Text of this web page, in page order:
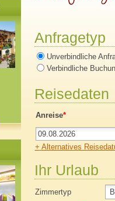
Anfragetyp
Unverbindliche
Verbindliche
Reisedaten
Anreise*
+ Alternatives
Ihr Urlaub
Zimmertyp